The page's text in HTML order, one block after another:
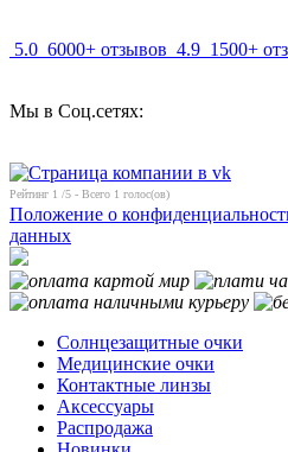
5.0 6000+ отзывов 4.9 1500+
Мы в Соц.сетях:
Рейтинг 1 /5 - Всего 1 голос(ов)
Положение о
данных
Солнцезащитные очки
Медицинские очки
Контактные линзы
Аксессуары
Распродажа